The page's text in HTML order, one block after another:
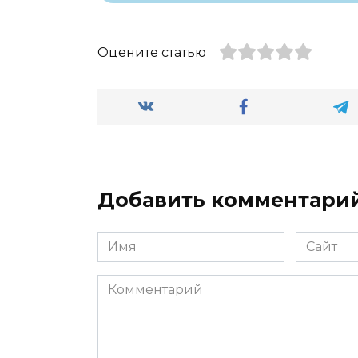
Оцените статью
Добавить
Имя
*
Сайт
Комментарий